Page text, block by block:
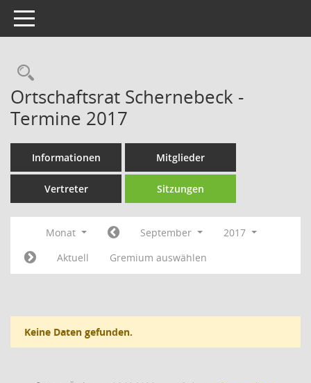
Toggle navigation
Rechercheauswahl
Ortschaftsrat Schernebeck -
Termine 2017
Informationen Mitglieder
Vertreter Sitzungen
Monat September
2017
Aktuell
Gremium auswählen
Keine Daten gefunden.